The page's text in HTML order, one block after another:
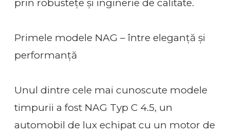
prin robustețe și inginerie de calitate.
Primele modele NAG – între eleganță și
performanță
Unul dintre cele mai cunoscute modele
timpurii a fost NAG Typ C 4.5, un
automobil de lux echipat cu un motor de